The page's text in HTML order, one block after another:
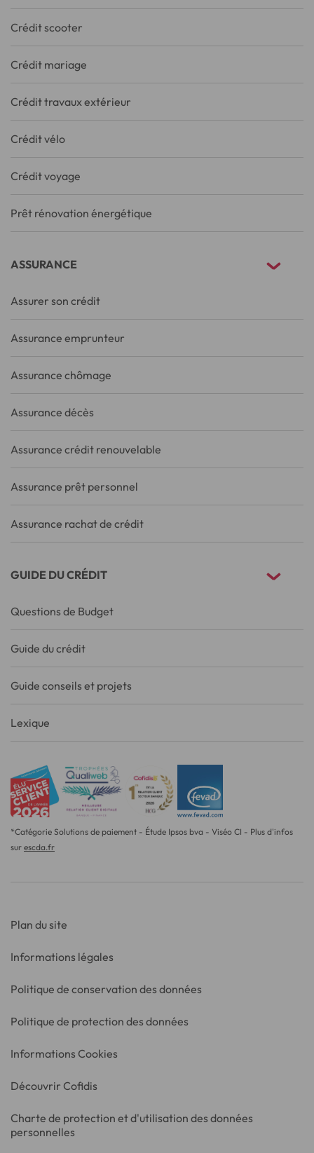
Crédit scooter
Crédit mariage
Crédit travaux extérieur
Crédit vélo
Crédit voyage
Prêt rénovation énergétique
ASSURANCE
Assurer son crédit
Assurance emprunteur
Assurance chômage
Assurance décès
Assurance crédit renouvelable
Assurance prêt personnel
Assurance rachat de crédit
GUIDE DU CRÉDIT
Questions de Budget
Guide du crédit
Guide conseils et projets
Lexique
*Catégorie Solutions de paiement - Étude Ipsos bva - Viséo CI - Plus d'infos
sur escda.fr
Plan du site
Informations légales
Politique de conservation des données
Politique de protection des données
Informations Cookies
Découvrir Cofidis
Charte de protection et d'utilisation des données
personnelles